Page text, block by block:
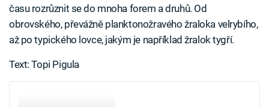
času rozrůznit se do mnoha forem a druhů. Od
obrovského, převážně planktonožravého žraloka velrybího,
až po typického lovce, jakým je například žralok tygří.
Text: Topi Pigula